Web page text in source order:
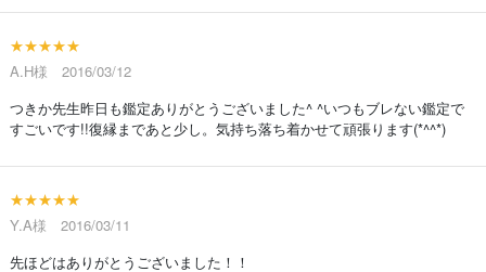
★★★★★
A.H様 2016/03/12
つきか先生昨日も鑑定ありがとうございました^ ^いつもブレない鑑定で
すごいです!!復縁まであと少し。気持ち落ち着かせて頑張ります(*^^*)
★★★★★
Y.A様 2016/03/11
先ほどはありがとうございました！！